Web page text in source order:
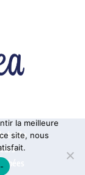
traite
la meilleure
site, nous